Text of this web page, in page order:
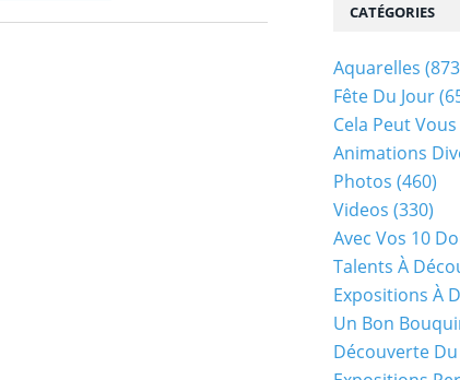
CATÉGORIES
Aquarelles
Fête Du Jour
Cela Peut
Animations
Photos (460)
Videos (330)
Avec Vos 10
Talents À
Expositions À
Un Bon
Découverte